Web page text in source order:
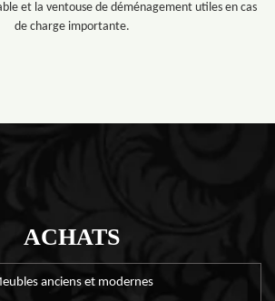
et la ventouse de déménagement utiles en cas
de charge importante.
ACHATS
anciens et modernes